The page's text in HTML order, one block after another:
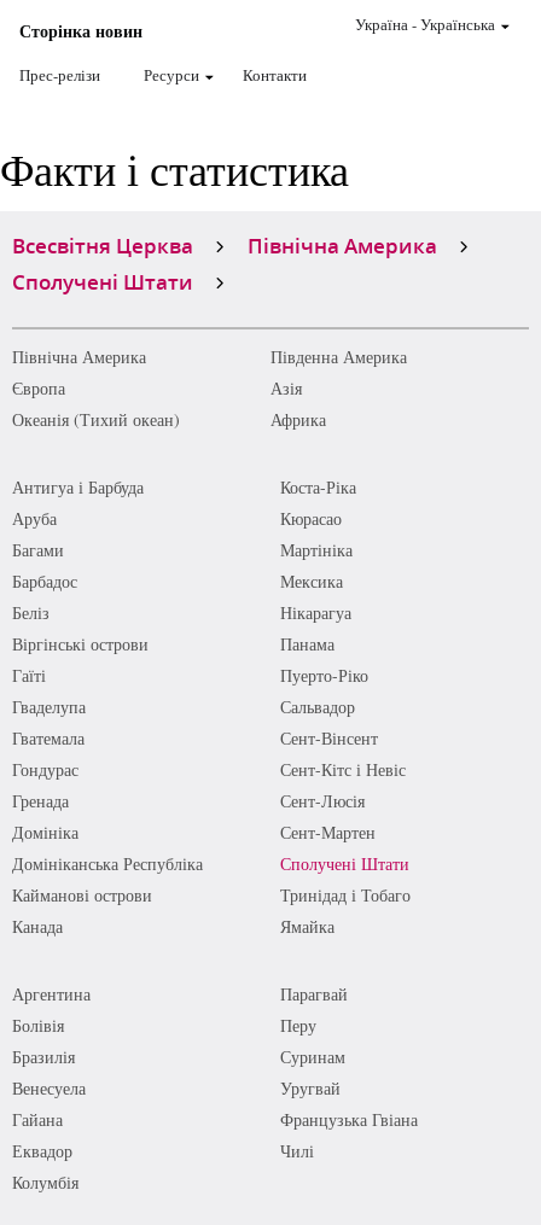
Сторінка новин
Прес-релізи Ресурси Контакти
Україна-Українська
Факти і статистика
Всесвітня Церква
Північна Америка
Сполучені Штати
Північна Америка
Південна Америка
Європа
Азія
Океанія (Тихий океан)
Африка
Антигуа і Барбуда
Аруба
Багами
Барбадос
Беліз
Віргінські острови
Гаїті
Гваделупа
Гватемала
Гондурас
Гренада
Домініка
Домініканська Республіка
Кайманові острови
Канада
Коста-Ріка
Кюрасао
Мартініка
Мексика
Нікарагуа
Панама
Пуерто-Ріко
Сальвадор
Сент-Вінсент
Сент-Кітс і Невіс
Сент-Люсія
Сент-Мартен
Сполучені Штати
Тринідад і Тобаго
Ямайка
Аргентина
Болівія
Бразилія
Венесуела
Гайана
Еквадор
Колумбія
Парагвай
Перу
Суринам
Уругвай
Французька Гвіана
Чилі